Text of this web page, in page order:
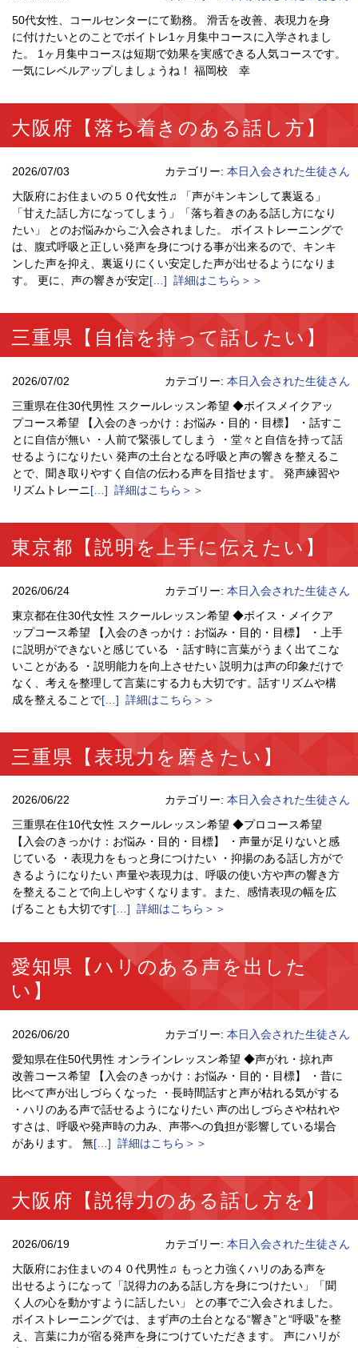
50代女性、コールセンターにて勤務。 滑舌を改善、表現力を身
に付けたいとのことでボイトレ1ヶ月集中コースに入学されまし
た。 1ヶ月集中コースは短期で効果を実感できる人気コースです。
一気にレベルアップしましょうね！ 福岡校 幸
大阪府【落ち着きのある話し方】
2026/07/03 カテゴリー: 本日入会された生徒さん
大阪府にお住まいの５０代女性♫ 「声がキンキンして裏返る」
「甘えた話し方になってしまう」「落ち着きのある話し方になり
たい」 とのお悩みからご入会されました。 ボイストレーニングで
は、腹式呼吸と正しい発声を身につける事が出来るので、キンキ
ンした声を抑え、裏返りにくい安定した声が出せるようになりま
す。 更に、声の響きが安定[…] 詳細はこちら＞＞
三重県【自信を持って話したい】
2026/07/02 カテゴリー: 本日入会された生徒さん
三重県在住30代男性 スクールレッスン希望 ◆ボイスメイクアッ
プコース希望 【入会のきっかけ：お悩み・目的・目標】 ・話すこ
とに自信が無い ・人前で緊張してしまう ・堂々と自信を持って話
せるようになりたい 発声の土台となる呼吸と声の響きを整えるこ
とで、聞き取りやすく自信の伝わる声を目指せます。 発声練習や
リズムトレーニ[…] 詳細はこちら＞＞
東京都【説明を上手に伝えたい】
2026/06/24 カテゴリー: 本日入会された生徒さん
東京都在住30代女性 スクールレッスン希望 ◆ボイス・メイクア
ップコース希望 【入会のきっかけ：お悩み・目的・目標】 ・上手
に説明ができないと感じている ・話す時に言葉がうまく出てこな
いことがある ・説明能力を向上させたい 説明力は声の印象だけで
なく、考えを整理して言葉にする力も大切です。話すリズムや構
成を整えることで[…] 詳細はこちら＞＞
三重県【表現力を磨きたい】
2026/06/22 カテゴリー: 本日入会された生徒さん
三重県在住10代女性 スクールレッスン希望 ◆プロコース希望
【入会のきっかけ：お悩み・目的・目標】 ・声量が足りないと感
じている ・表現力をもっと身につけたい ・抑揚のある話し方がで
きるようになりたい 声量や表現力は、呼吸の使い方や声の響き方
を整えることで向上しやすくなります。また、感情表現の幅を広
げることも大切です[…] 詳細はこちら＞＞
愛知県【ハリのある声を出した
い】
2026/06/20 カテゴリー: 本日入会された生徒さん
愛知県在住50代男性 オンラインレッスン希望 ◆声がれ・掠れ声
改善コース希望 【入会のきっかけ：お悩み・目的・目標】 ・昔に
比べて声が出しづらくなった ・長時間話すと声が枯れる気がする
・ハリのある声で話せるようになりたい 声の出しづらさや枯れや
すさは、呼吸や発声時の力み、声帯への負担が影響している場合
があります。 無[…] 詳細はこちら＞＞
大阪府【説得力のある話し方を】
2026/06/19 カテゴリー: 本日入会された生徒さん
大阪府にお住まいの４０代男性♫ もっと力強くハリのある声を
出せるようになって「説得力のある話し方を身につけたい」「聞
く人の心を動かすように話したい」 との事でご入会されました。
ボイストレーニングでは、まず声の土台となる“響き”と“呼吸”を整
え、言葉に力が宿る発声を身につけていただきます。 声にハリが